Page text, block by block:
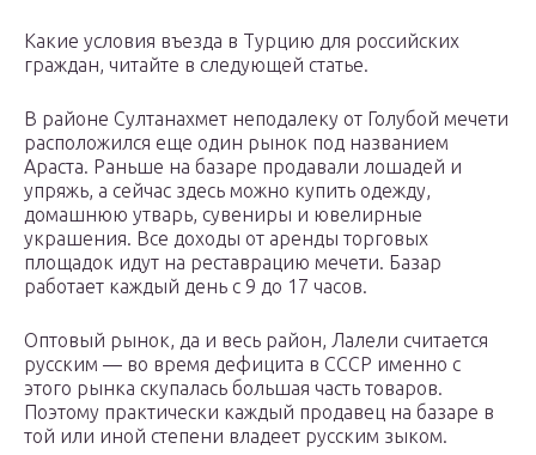
Какие условия въезда в Турцию для российских
граждан, читайте в следующей статье.
В районе Султанахмет неподалеку от Голубой мечети
расположился еще один рынок под названием
Араста. Раньше на базаре продавали лошадей и
упряжь, а сейчас здесь можно купить одежду,
домашнюю утварь, сувениры и ювелирные
украшения. Все доходы от аренды торговых
площадок идут на реставрацию мечети. Базар
работает каждый день с 9 до 17 часов.
Оптовый рынок, да и весь район, Лалели считается
русским — во время дефицита в СССР именно с
этого рынка скупалась большая часть товаров.
Поэтому практически каждый продавец на базаре в
той или иной степени владеет русским зыком.